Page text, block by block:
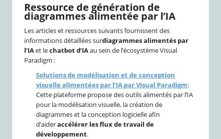
Ressource de génération de
diagrammes alimentée par l’IA
Les articles et ressources suivants fournissent des
informations détaillées surdiagrammes alimentés par
l’IAet lechatbot d’IAau sein de l’écosystème Visual
Paradigm :
Solutions de modélisation et de conception
visuelle alimentées par l’IA par Visual Paradigm:
Cette plateforme propose des outils alimentés par l’IA
pour la modélisation visuelle, la création de
diagrammes et la conception logicielle afin
d’aideraccélérer les flux de travail de
développement.